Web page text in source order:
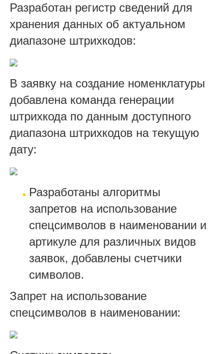
Разработан регистр сведений для
хранения данных об актуальном
диапазоне штрихкодов:
В заявку на создание номенклатуры
добавлена команда генерации
штрихкода по данным доступного
диапазона штрихкодов на текущую
дату:
Разработаны алгоритмы
запретов на использование
спецсимволов в наименовании и
артикуле для различных видов
заявок, добавлены счетчики
символов.
Запрет на использование
спецсимволов в наименовании: